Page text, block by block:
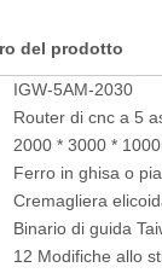
del prodotto
IGW-5AM-2030
Router di cnc a 5
2000 * 3000 *
Ferro in ghisa o
Cremagliera
Binario di guida
12 Modifiche allo